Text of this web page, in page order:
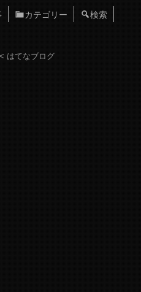
カテゴリー 検索
はてなブログ